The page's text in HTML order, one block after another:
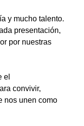
y mucho talento.
presentación,
por nuestras
el
convivir,
nos unen como